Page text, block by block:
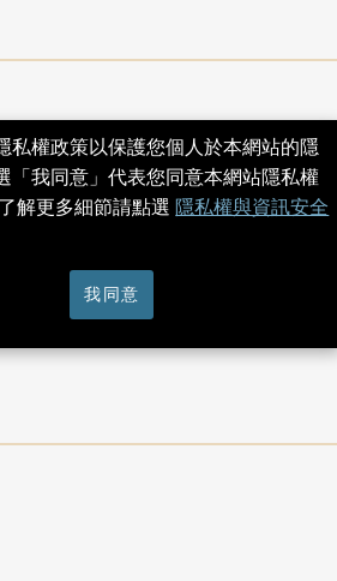
私權政策以保護您個人於本網站的隱
「我同意」代表您同意本網站隱私權
解更多細節請點選 隱私權與資訊安全
我同意